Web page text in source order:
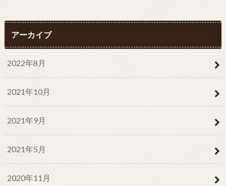
アーカイブ
2022年8月
2021年10月
2021年9月
2021年5月
2020年11月